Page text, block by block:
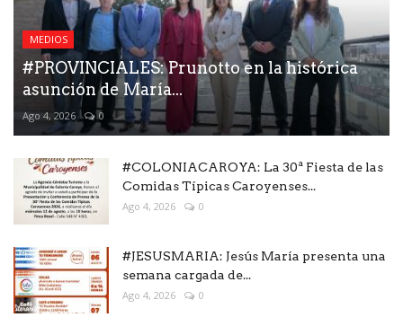
MEDIOS
#PROVINCIALES: Prunotto en la histórica
asunción de María...
Ago 4, 2026 0
#COLONIACAROYA: La 30ª Fiesta de las
Comidas Típicas Caroyenses...
Ago 4, 2026 0
#JESUSMARIA: Jesús María presenta una
semana cargada de...
Ago 4, 2026 0